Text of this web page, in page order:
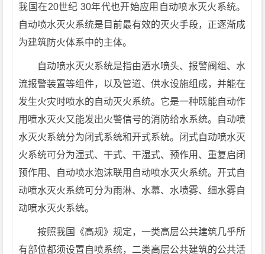
我国在20世纪 30年代也开始应用自动喷水灭火系统。
自动喷水灭火系统是目前最有效的灭火手段，正逐渐成
为建筑防火体系中的主体。
自动喷水灭火系统是指由洒水喷头、报警阀组、水
流报警装置等组件，以及管道、供水设施组成，并能在
发生火灾时喷水的自动灭火系统。它是一种既能自动作
用喷水灭火又能发出火警信号的消防给水系统。自动喷
水灭火系统分为闭式系统和开式系统。闭式自动喷水灭
火系统可分为湿式、干式、干湿式、预作用、重复启闭
预作用、自动喷水泡沫联用自动喷水灭火系统。开式自
动喷水灭火系统可分为雨淋、水幕、水喷雾、细水雾自
动喷水灭火系统。
按照我国《高规》规定，一类高层公共建筑几乎所
有部位都须设置自喷系统，二类高层公共建筑的公共活